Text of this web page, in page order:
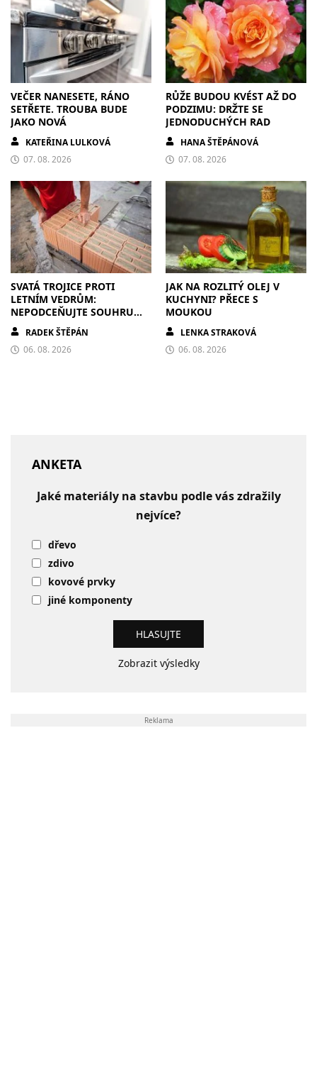
VEČER NANESETE, RÁNO
SETŘETE. TROUBA BUDE
JAKO NOVÁ
KATEŘINA LULKOVÁ
07. 08. 2026
RŮŽE BUDOU KVÉST AŽ DO
PODZIMU: DRŽTE SE
JEDNODUCHÝCH RAD
HANA ŠTĚPÁNOVÁ
07. 08. 2026
SVATÁ TROJICE PROTI
LETNÍM VEDRŮM:
NEPODCEŇUJTE SOUHRU
ZDIVA A STÍNĚNÍ
RADEK ŠTĚPÁN
06. 08. 2026
JAK NA ROZLITÝ OLEJ V
KUCHYNI? PŘECE S
MOUKOU
LENKA STRAKOVÁ
06. 08. 2026
ANKETA
Jaké materiály na stavbu podle vás zdražily
nejvíce?
dřevo
zdivo
kovové prvky
jiné komponenty
Zobrazit výsledky
Reklama